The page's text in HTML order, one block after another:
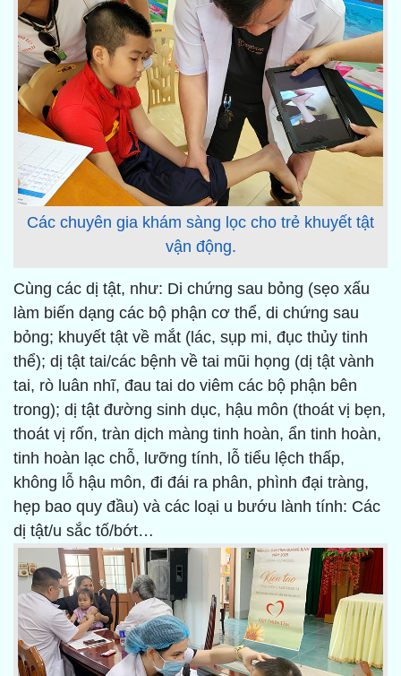
Các chuyên gia khám sàng lọc cho trẻ khuyết tật
vận động.
Cùng các dị tật, như: Di chứng sau bỏng (sẹo xấu
làm biến dạng các bộ phận cơ thể, di chứng sau
bỏng; khuyết tật về mắt (lác, sụp mi, đục thủy tinh
thể); dị tật tai/các bệnh về tai mũi họng (dị tật vành
tai, rò luân nhĩ, đau tai do viêm các bộ phận bên
trong); dị tật đường sinh dục, hậu môn (thoát vị bẹn,
thoát vị rốn, tràn dịch màng tinh hoàn, ẩn tinh hoàn,
tinh hoàn lạc chỗ, lưỡng tính, lỗ tiểu lệch thấp,
không lỗ hậu môn, đi đái ra phân, phình đại tràng,
hẹp bao quy đầu) và các loại u bướu lành tính: Các
dị tật/u sắc tố/bớt…